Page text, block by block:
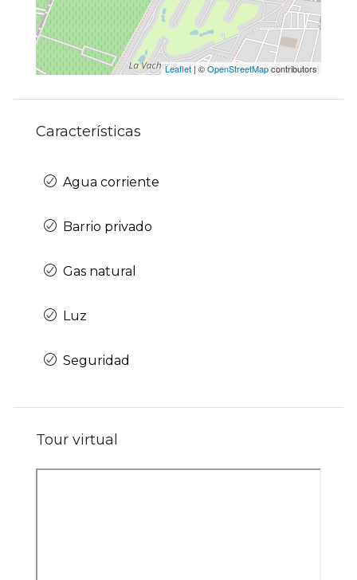
Leaflet | ©OpenStreetMapcontributors
Características
Agua corriente
Barrio privado
Gas natural
Luz
Seguridad
Tour virtual